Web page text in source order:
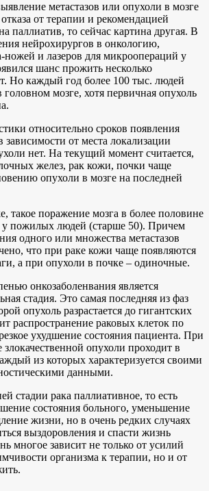
метастазов или опухоли в мозге
от терапии и рекомендацией
паллиатив, то сейчас картина другая. В
нейрохирургов в онкологию,
ножей и лазеров для микроопераций у
шанс прожить несколько
Но каждый год более 100 тыс. людей
головном мозге, хотя первичная опухоль
относительно сроков появления
зависимости от места локализации
нет. На текущий момент считается,
желез, рак кожи, почки чаще
опухоли в мозге на последней
такое поражение мозга в более половине
у пожилых людей (старше 50). Причем
одного или множества метастазов
что при раке кожи чаще появляются
а при опухоли в почке – одиночные.
онкозаболенвания является
стадия. Это самая последняя из фаз
опухоль разрастается до гигантских
распространение раковых клеток по
ухудшение состояния пациента. При
злокачественной опухоли проходит в
из которых характеризуется своими
данными.
стадии рака паллиативное, то есть
состояния больного, уменьшение
жизни, но в очень редких случаях
выздоровления и спасти жизнь
многое зависит не только от усилий
организма к терапии, но и от